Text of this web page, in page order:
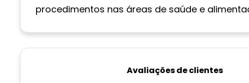
procedimentos nas áreas de saúde e
Avaliações de clientes